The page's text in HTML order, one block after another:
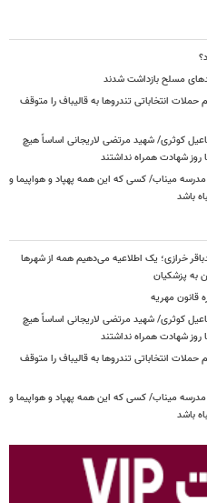
انتخاباتی تندروها به قالیباف را متوقف
کوثری/ شهید مرتضی لاریجانی اساساً هیچ
شهادت همراه نداشتند
مدرسه میناب/ کسی که این همه پهپاد و هواپیما و
باشد
خرازی؛ یک اطلاعیه می‌دهیم همه از شهرها
به پزشکیان
قانون مهریه
کوثری/ شهید مرتضی لاریجانی اساساً هیچ
شهادت همراه نداشتند
انتخاباتی تندروها به قالیباف را متوقف
مدرسه میناب/ کسی که این همه پهپاد و هواپیما و
باشد